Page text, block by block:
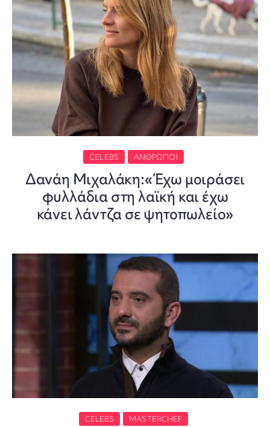
CELEBS ΆΝΘΡΩΠΟΙ
Δανάη Μιχαλάκη:«Έχω μοιράσει
φυλλάδια στη λαϊκή και έχω
κάνει λάντζα σε ψητοπωλείο»
CELEBS MASTERCHEF